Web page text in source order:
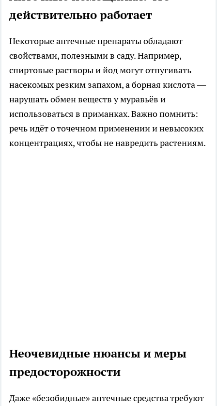
действительно работает
Некоторые аптечные препараты обладают
свойствами, полезными в саду. Например,
спиртовые растворы и йод могут отпугивать
насекомых резким запахом, а борная кислота —
нарушать обмен веществ у муравьёв и
использоваться в приманках. Важно помнить:
речь идёт о точечном применении и невысоких
концентрациях, чтобы не навредить растениям.
Неочевидные нюансы и меры
предосторожности
Даже «безобидные» аптечные средства требуют